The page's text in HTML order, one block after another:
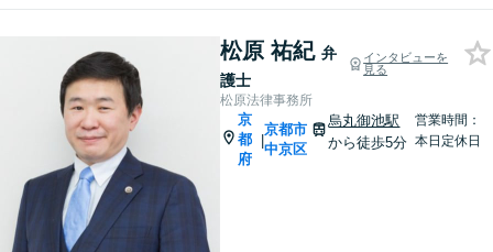
松原 祐紀 弁
護士
インタビューを
見る
松原法律事務所
京
都
府
|
京都市
中京区
烏丸御池駅
から徒歩5分
営業時間：
本日定休日